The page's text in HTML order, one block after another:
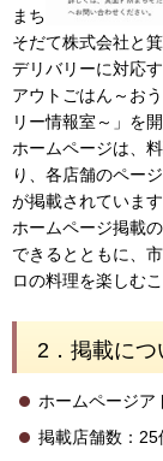
まち
そだて株式会社と
デリバリーに対応
アウトごはん～お
リー情報室～」を
ホームページは、
り、各店舗のペー
が掲載されています
ホームページ掲載
できるとともに、
ロの料理を楽しむ
2．掲載につ
ホームページア
掲載店舗数：25